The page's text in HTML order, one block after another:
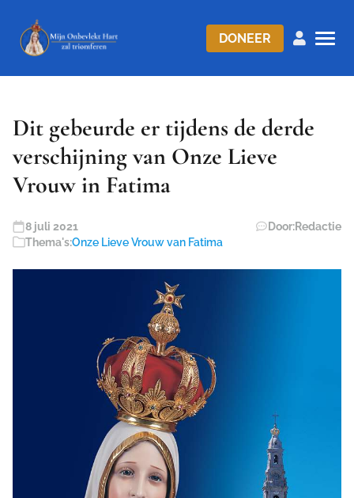
DONEER
Dit gebeurde er tijdens de derde
verschijning van Onze Lieve
Vrouw in Fatima
8 juli 2021 Door:Redactie
Thema's:Onze Lieve Vrouw van Fatima